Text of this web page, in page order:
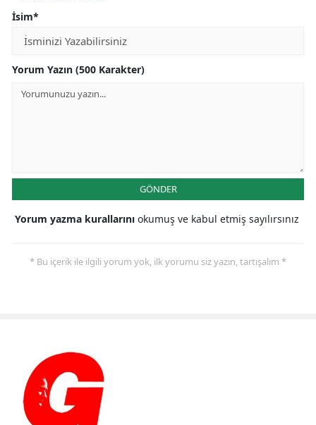
İsim*
Yorum Yazın (500 Karakter)
GÖNDER
Yorum yazma kurallarını okumuş ve kabul etmiş sayılırsınız
* Bu içerik ile ilgili yorum yok, ilk yorumu siz yazın, tartışalım *